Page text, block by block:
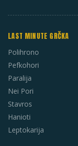
LAST MINUTE GRČKA
Polihrono
Pefkohori
Paralija
Nei Pori
Stavros
Hanioti
Leptokarija